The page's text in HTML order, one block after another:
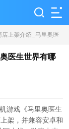
店上架介绍_马里奥医
医生世界有哪
游戏《马里奥医生
架，并兼容安卓和